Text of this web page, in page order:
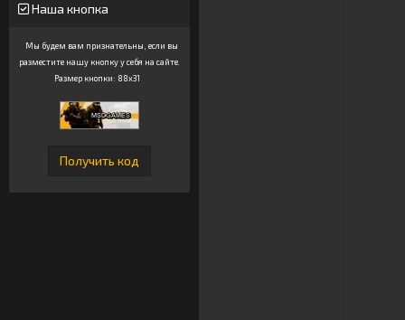
Наша кнопка
Мы будем вам признательны, если вы
разместите нашу кнопку у себя на сайте.
Размер кнопки: 88x31